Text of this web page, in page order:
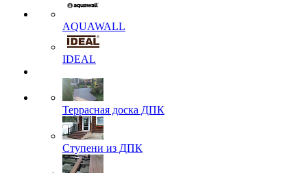
AQUAWALL
IDEAL
Террасная доска ДПК
Ступени из ДПК